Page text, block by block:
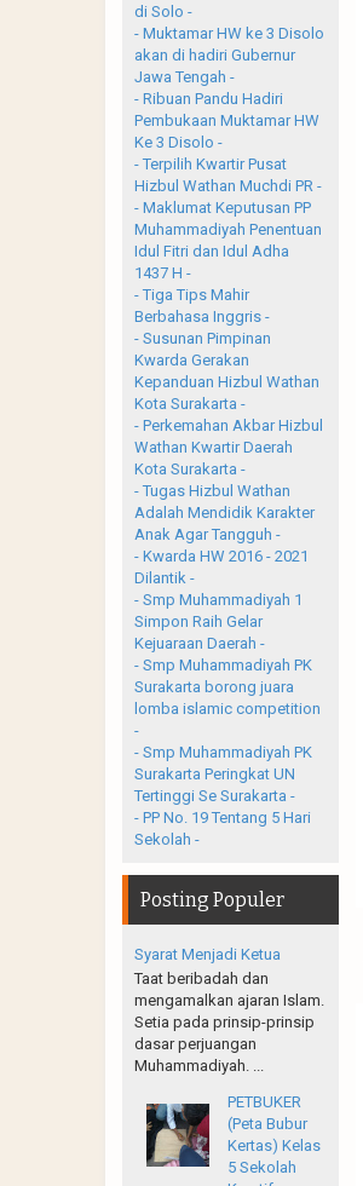
di Solo -
- Muktamar HW ke 3 Disolo
akan di hadiri Gubernur
Jawa Tengah -
- Ribuan Pandu Hadiri
Pembukaan Muktamar HW
Ke 3 Disolo -
- Terpilih Kwartir Pusat
Hizbul Wathan Muchdi PR -
- Maklumat Keputusan PP
Muhammadiyah Penentuan
Idul Fitri dan Idul Adha
1437 H -
- Tiga Tips Mahir
Berbahasa Inggris -
- Susunan Pimpinan
Kwarda Gerakan
Kepanduan Hizbul Wathan
Kota Surakarta -
- Perkemahan Akbar Hizbul
Wathan Kwartir Daerah
Kota Surakarta -
- Tugas Hizbul Wathan
Adalah Mendidik Karakter
Anak Agar Tangguh -
- Kwarda HW 2016 - 2021
Dilantik -
- Smp Muhammadiyah 1
Simpon Raih Gelar
Kejuaraan Daerah -
- Smp Muhammadiyah PK
Surakarta borong juara
lomba islamic competition
-
- Smp Muhammadiyah PK
Surakarta Peringkat UN
Tertinggi Se Surakarta -
- PP No. 19 Tentang 5 Hari
Sekolah -
Posting Populer
Syarat Menjadi Ketua
Taat beribadah dan
mengamalkan ajaran Islam.
Setia pada prinsip-prinsip
dasar perjuangan
Muhammadiyah. ...
PETBUKER
(Peta Bubur
Kertas) Kelas
5 Sekolah